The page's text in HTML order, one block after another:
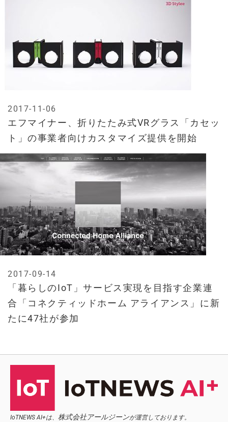
エフマイナー、折りたたみ式VRグラス「カセッ
ト」の事業者向けカスタマイズ提供を開始
2017-11-06
「暮らしのIoT」サービス実現を目指す企業連
合「コネクティッドホーム アライアンス」に新
たに47社が参加
2017-09-14
IoTNEWS AI+は、 株式会社アールジーンが運営しております。